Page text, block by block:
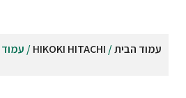
עמוד הבית/
HIKOKI HITACHI/ עמוד 4